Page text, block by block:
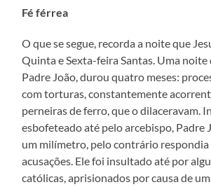
Fé férrea
O que se segue, recorda a noite que
Quinta e Sexta-feira Santas. Uma noite
Padre João, durou quatro meses:
com torturas, constantemente
perneiras de ferro, que o dilaceravam.
esbofeteado até pelo arcebispo, Padre
um milímetro, pelo contrário respondia
acusações. Ele foi insultado até por
católicas, aprisionados por causa de